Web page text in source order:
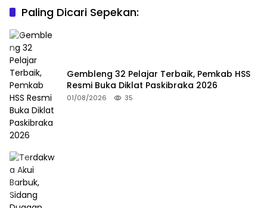
Paling Dicari Sepekan:
Gembleng 32 Pelajar Terbaik, Pemkab HSS
Resmi Buka Diklat Paskibraka 2026
01/08/2026 35